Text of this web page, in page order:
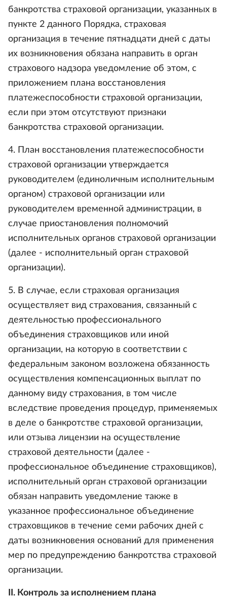
банкротства страховой организации, указанных в
пункте 2 данного Порядка, страховая
организация в течение пятнадцати дней с даты
их возникновения обязана направить в орган
страхового надзора уведомление об этом, с
приложением плана восстановления
платежеспособности страховой организации,
если при этом отсутствуют признаки
банкротства страховой организации.
4. План восстановления платежеспособности
страховой организации утверждается
руководителем (единоличным исполнительным
органом) страховой организации или
руководителем временной администрации, в
случае приостановления полномочий
исполнительных органов страховой организации
(далее - исполнительный орган страховой
организации).
5. В случае, если страховая организация
осуществляет вид страхования, связанный с
деятельностью профессионального
объединения страховщиков или иной
организации, на которую в соответствии с
федеральным законом возложена обязанность
осуществления компенсационных выплат по
данному виду страхования, в том числе
вследствие проведения процедур, применяемых
в деле о банкротстве страховой организации,
или отзыва лицензии на осуществление
страховой деятельности (далее -
профессиональное объединение страховщиков),
исполнительный орган страховой организации
обязан направить уведомление также в
указанное профессиональное объединение
страховщиков в течение семи рабочих дней с
даты возникновения оснований для применения
мер по предупреждению банкротства страховой
организации.
II. Контроль за исполнением плана